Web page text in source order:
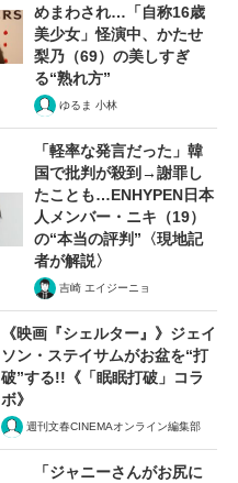
めまわされ…「自称16歳
美少女」怪演中、かたせ
梨乃（69）の美しすぎ
る“熟れ方”
ゆるま 小林
「軽率な発言だった」韓
国で批判が殺到→謝罪し
たことも…ENHYPEN日本
人メンバー・ニキ（19）
の“本当の評判”〈現地記
者が解説〉
吉崎 エイジーニョ
《映画『シェルター』》ジェイ
ソン・ステイサムがお盆を“打
破”する!!《「眠眠打破」コラ
ボ》
週刊文春CINEMAオンライン編集部
「ジャニーさんがお尻に